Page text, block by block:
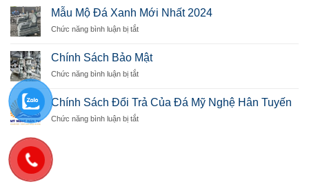
lạc
đỉnh
tại
đặt
Khu
lăng
tại
An,
19/7/2024
Mẫu Mộ Đá Xanh Mới Nhất 2024
Chức năng bình luận bị tắtở
Mộ
Đá
Xanh
Nhất
Chính Sách Bảo Mật
Chức năng bình luận bị tắtở
Sách
Bảo
Mật
Chính Sách Đổi Trả Của Đá Mỹ Nghệ Hân Tuyến
Chức năng bình luận bị tắtở